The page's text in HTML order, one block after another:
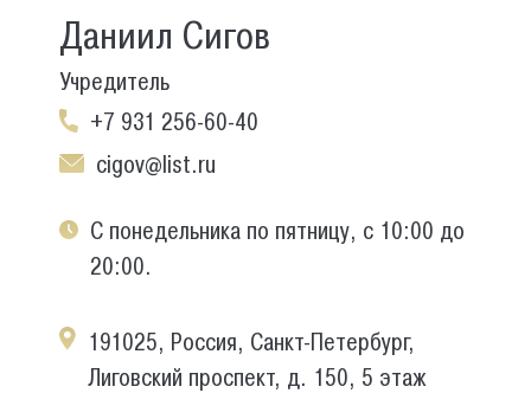
Даниил Сигов
Учредитель
+7 931 256-60-40
cigov@list.ru
С понедельника по пятницу, с 10:00 до
20:00.
191025, Россия, Санкт-Петербург,
Лиговский проспект, д. 150, 5 этаж